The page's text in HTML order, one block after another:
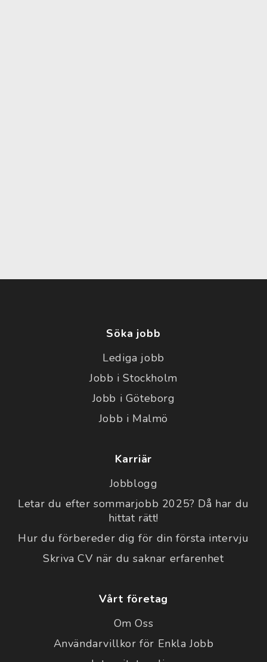
Söka jobb
Lediga jobb
Jobb i Stockholm
Jobb i Göteborg
Jobb i Malmö
Karriär
Jobblogg
Letar du efter sommarjobb 2025? Då har du
hittat rätt!
Hur du förbereder dig för din första intervju
Skriva CV när du saknar erfarenhet
Vårt företag
Om Oss
Användarvillkor för Enkla Jobb